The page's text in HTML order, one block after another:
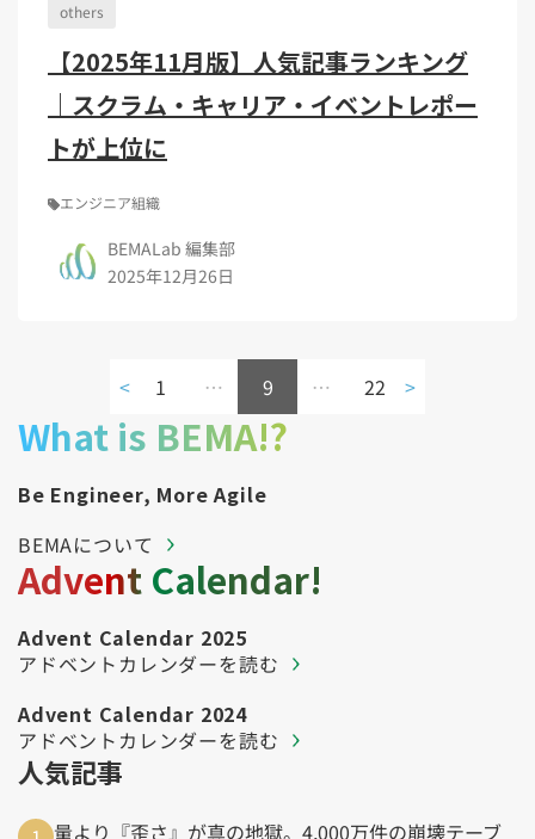
others
【2025年11月版】人気記事ランキング
｜スクラム・キャリア・イベントレポー
トが上位に
エンジニア組織
BEMALab 編集部
2025年12月26日
< 1 … 9 … 22 >
What is BEMA!?
Be Engineer, More Agile
BEMAについて
Advent Calendar!
Advent Calendar 2025
アドベントカレンダーを読む
Advent Calendar 2024
アドベントカレンダーを読む
人気記事
量より『歪さ』が真の地獄。4,000万件の崩壊テーブ